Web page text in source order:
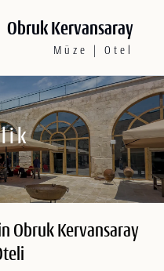
Obruk Kervansaray
Müze | Otel
Obruk Kervansaray